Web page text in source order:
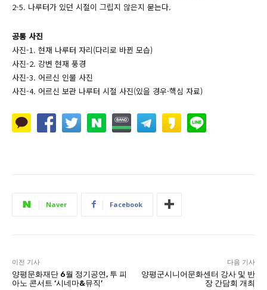
2-5. 나루터가 있던 시절이 그립지 않은지 묻는다.
공통 사진
사진-1. 현재 나루터 자리(다리로 바뀐 모습)
사진-2. 강변 현재 풍경
사진-3. 어르신 인물 사진
사진-4. 어르신 보관 나루터 시절 사진(있을 경우·핵심 자료)
Naver Facebook
이전 기사
양평문화재단 6월 정기공연, 투 피
아노 콘서트 ‘시네마&뮤직’
다음 기사
양평군시니어문화센터 강사 및 반
장 간담회 개최